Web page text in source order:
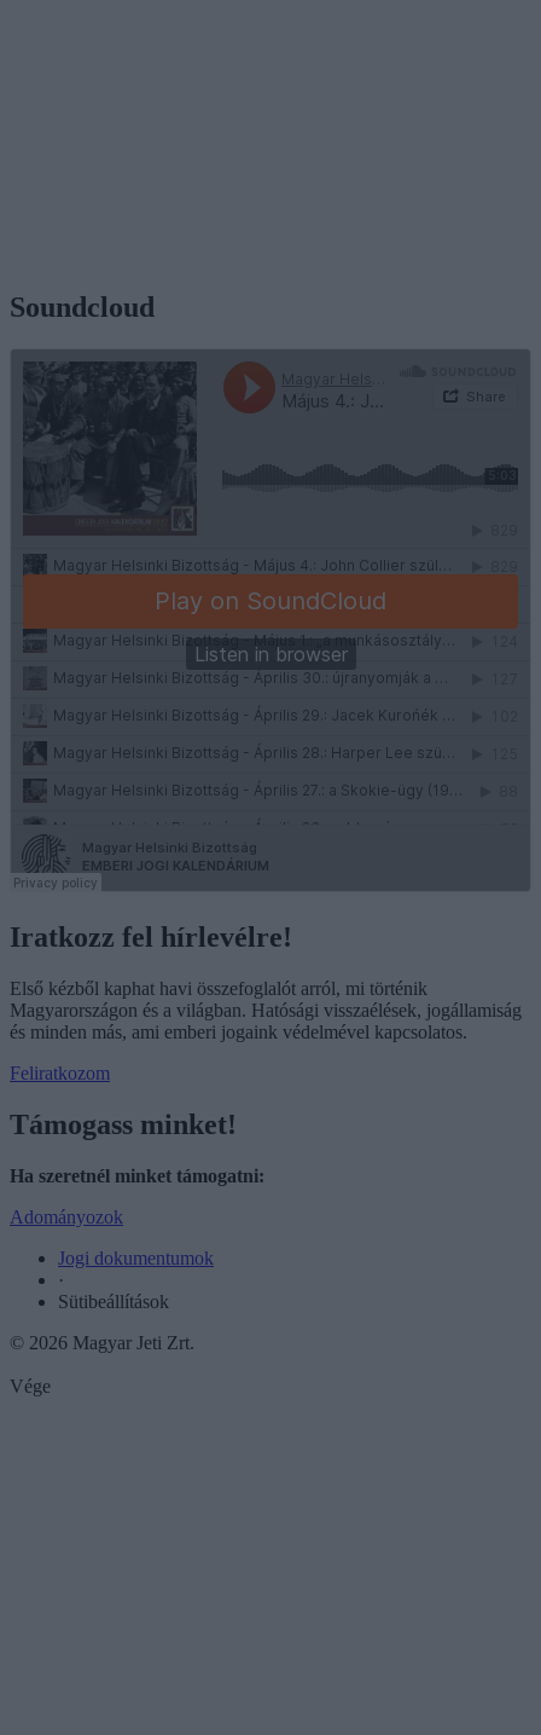
Soundcloud
Iratkozz fel hírlevélre!
Első kézből kaphat havi összefoglalót arról, mi történik
Magyarországon és a világban. Hatósági visszaélések, jogállamiság
és minden más, ami emberi jogaink védelmével kapcsolatos.
Feliratkozom
Támogass minket!
Ha szeretnél minket támogatni:
Adományozok
Jogi dokumentumok
·
Sütibeállítások
© 2026 Magyar Jeti Zrt.
Vége